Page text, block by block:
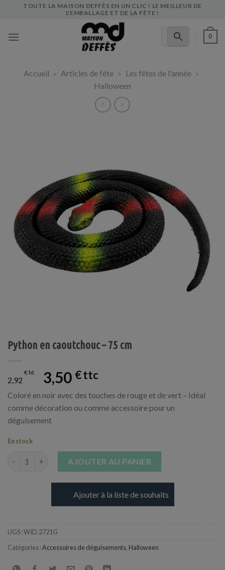
TOUTE LA MAISON DEFFÈS EN UN CLIC ! LE MEILLEUR DE
L'EMBALLAGE ET DE LA FÊTE !
0
Accueil » Articles de fête » Les fêtes de l'année »
Halloween
Python en caoutchouc – 75 cm
2,92
€ 3,50 €
Coloré en noir avec des touches de rouge et de vert – Idéal
comme décoration ou comme accessoire pour un
déguisement
En stock
AJOUTER AU PANIER
Ajouter à la liste de souhaits
UGS :WID.2721G
Catégories :Accessoires de déguisements, Halloween